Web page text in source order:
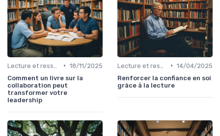
• 18/11/2025
Comment un livre sur la
collaboration peut
transformer votre
leadership
• 14/04/2025
Renforcer la confiance en soi
grâce à la lecture